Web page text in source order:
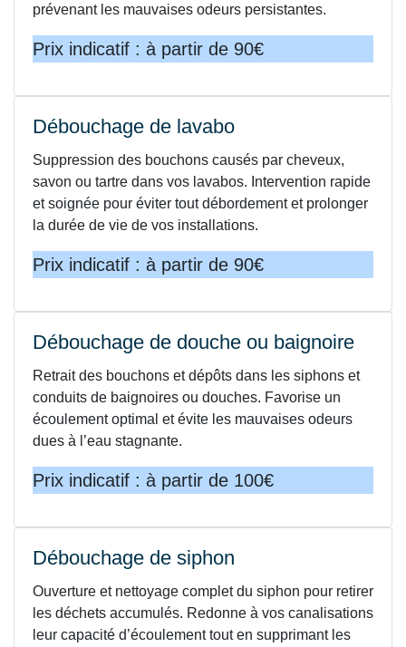
prévenant les mauvaises odeurs persistantes.
Prix indicatif : à partir de 90€
Débouchage de lavabo
Suppression des bouchons causés par cheveux,
savon ou tartre dans vos lavabos. Intervention rapide
et soignée pour éviter tout débordement et prolonger
la durée de vie de vos installations.
Prix indicatif : à partir de 90€
Débouchage de douche ou baignoire
Retrait des bouchons et dépôts dans les siphons et
conduits de baignoires ou douches. Favorise un
écoulement optimal et évite les mauvaises odeurs
dues à l’eau stagnante.
Prix indicatif : à partir de 100€
Débouchage de siphon
Ouverture et nettoyage complet du siphon pour retirer
les déchets accumulés. Redonne à vos canalisations
leur capacité d’écoulement tout en supprimant les